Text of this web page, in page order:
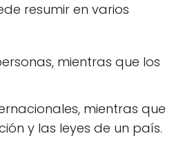
resumir en varios
mientras que los
mientras que
y las leyes de un país.